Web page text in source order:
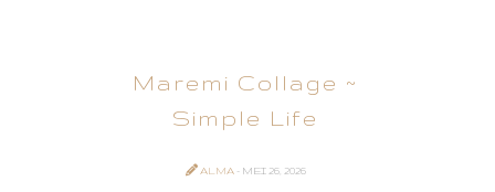
Maremi Collage ~
Simple Life
ALMA - MEI 26, 2026